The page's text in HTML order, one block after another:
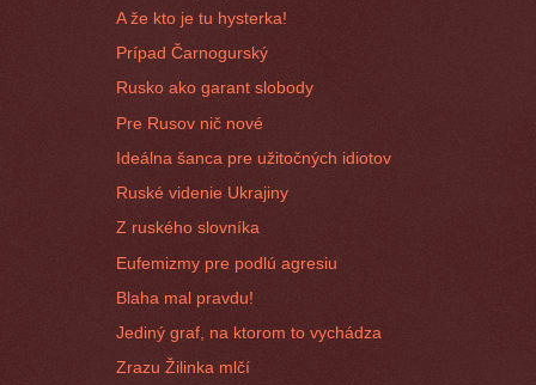
A že kto je tu hysterka!
Prípad Čarnogurský
Rusko ako garant slobody
Pre Rusov nič nové
Ideálna šanca pre užitočných idiotov
Ruské videnie Ukrajiny
Z ruského slovníka
Eufemizmy pre podlú agresiu
Blaha mal pravdu!
Jediný graf, na ktorom to vychádza
Zrazu Žilinka mlčí